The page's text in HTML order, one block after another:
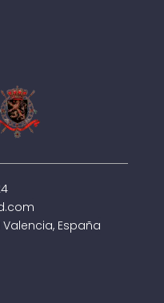
Valencia, España